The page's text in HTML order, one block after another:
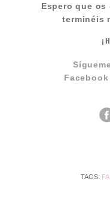
Espero que os
terminéis
Facebook
TAGS: